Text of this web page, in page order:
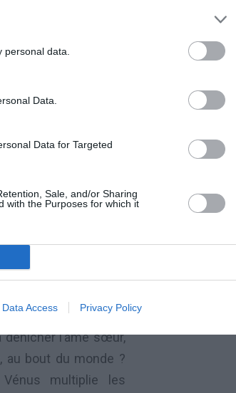
data.
Data.
Data for Targeted
Sale, and/or Sharing
with the Purposes for which it
Data Access Privacy Policy
de ne pas ignorer
émotions, ne les
tendances qui
et alors à terme ami
pas à cerner
ainsi la confusion !
ouvrir l’avenir et
? Veillez alors à
y parviendrez plus
à voir loin et à
l’âme sœur,
au bout du monde ?
multiplie les